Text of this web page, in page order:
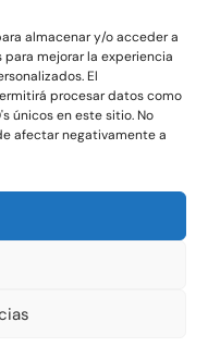
almacenar y/o acceder a
mejorar la experiencia
El
procesar datos como
únicos en este sitio. No
afectar negativamente a
cookies de
contenido
28047 - Madrid